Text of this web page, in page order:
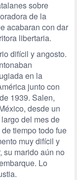
sobre
de la
acabaran con dar
libertaria.
difícil y angosto.
en la
junto con
1939. Salen,
desde un
del mes de
tiempo todo fue
muy difícil y
su marido aún no
Lo